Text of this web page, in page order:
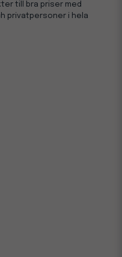
till bra priser med
privatpersoner i hela